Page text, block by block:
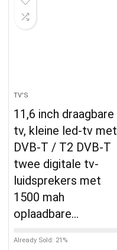
TV'S
11,6 inch draagbare
tv, kleine led-tv met
DVB-T / T2 DVB-T
twee digitale tv-
luidsprekers met
1500 mah
oplaadbare…
Already Sold: 21%